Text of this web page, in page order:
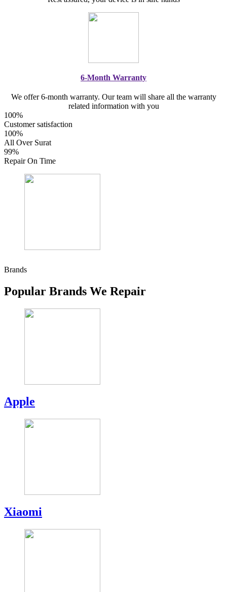
6-Month Warranty
We offer 6-month warranty. Our team will share all the warranty
related information with you
100%
Customer satisfaction
100%
All Over Surat
99%
Repair On Time
Brands
Popular Brands We Repair
Apple
Xiaomi